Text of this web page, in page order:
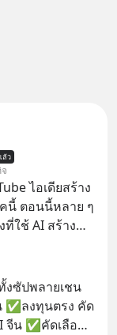
ล้ว
ไอเดียสร้าง
นี้ ตอนนี้หลาย ๆ
ที่ใช้ AI สร้าง
บชมกว่า 26
งซัปพลายเชน
✅ลงทุนตรง คัด
จีน ✅คัดเลือก